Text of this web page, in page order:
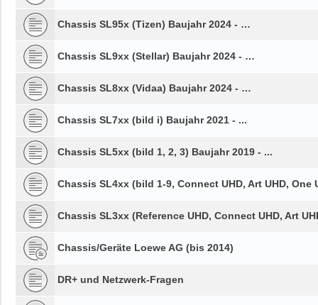
Chassis SL95x (Tizen) Baujahr 2024 - …
Chassis SL9xx (Stellar) Baujahr 2024 - …
Chassis SL8xx (Vidaa) Baujahr 2024 - …
Chassis SL7xx (bild i) Baujahr 2021 - ...
Chassis SL5xx (bild 1, 2, 3) Baujahr 2019 - ...
Chassis SL4xx (bild 1-9, Connect UHD, Art UHD, One
Chassis SL3xx (Reference UHD, Connect UHD, Art
Chassis/Geräte Loewe AG (bis 2014)
DR+ und Netzwerk-Fragen